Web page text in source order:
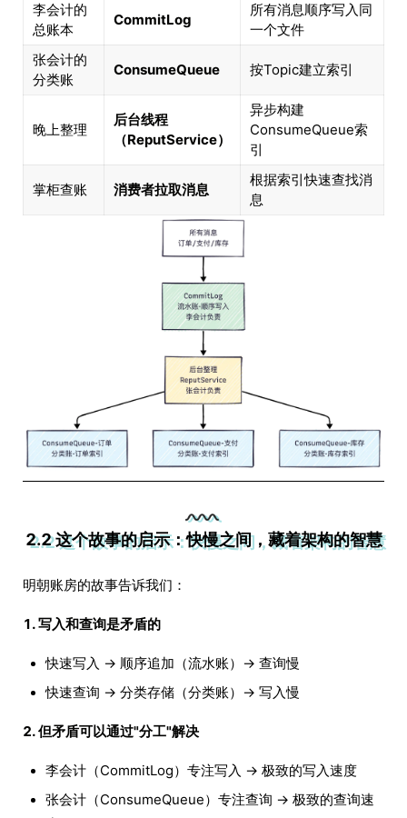
李会计的
总账本
CommitLog
所有消息顺序写入同
一个文件
张会计的
分类账
ConsumeQueue 按Topic建立索引
晚上整理
后台线程
（ReputService）
异步构建
ConsumeQueue索
引
掌柜查账 消费者拉取消息
根据索引快速查找消
息
2.2 这个故事的启示：快慢之间，藏着架构的智慧
明朝账房的故事告诉我们：
1. 写入和查询是矛盾的
快速写入 → 顺序追加（流水账）→ 查询慢
快速查询 → 分类存储（分类账）→ 写入慢
2. 但矛盾可以通过"分工"解决
李会计（CommitLog）专注写入 → 极致的写入速度
张会计（ConsumeQueue）专注查询 → 极致的查询速